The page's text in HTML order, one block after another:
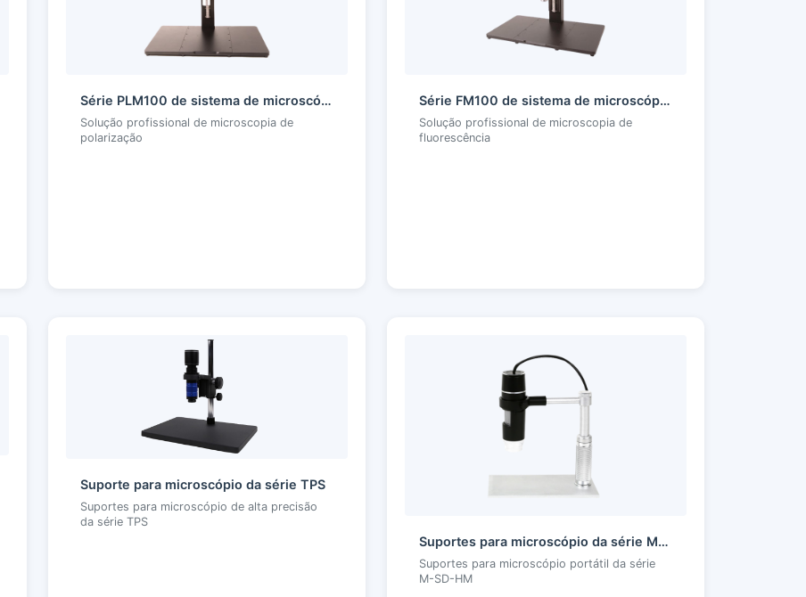
Série PLM100 de sistema de microscópio de polarização
Solução profissional de microscopia de
polarização
Série FM100 de sistema de microscópio de fluorescência
Solução profissional de microscopia de
fluorescência
Suporte para microscópio da série TPS
Suportes para microscópio de alta precisão
da série TPS
Suportes para microscópio da série M-SD-HM
Suportes para microscópio portátil da série
M-SD-HM